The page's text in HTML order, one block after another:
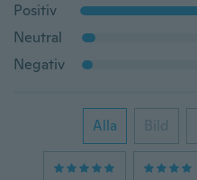
Positiv
Neutral
Negativ
Alla Bild